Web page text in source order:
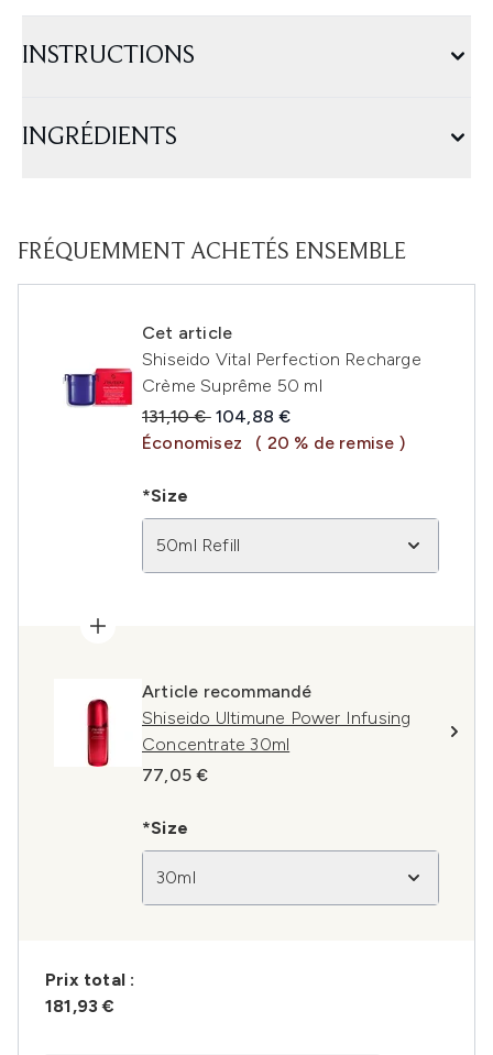
INSTRUCTIONS
INGRÉDIENTS
FRÉQUEMMENT ACHETÉS ENSEMBLE
Cet article
Shiseido Vital Perfection Recharge
Crème Suprême 50 ml
Prix de vente :
131,10 € Prix ​​actuel :
104,88 €
Économisez
( 20 % de remise )
*Size
50ml Refill
Article recommandé
Shiseido Ultimune Power Infusing
Concentrate 30ml
77,05 €
*Size
30ml
Prix ​​total :
181,93 €